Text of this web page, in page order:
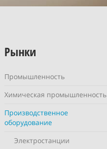
Рынки
Промышленность
Химическая промышленность
Производственное
оборудование
Электростанции